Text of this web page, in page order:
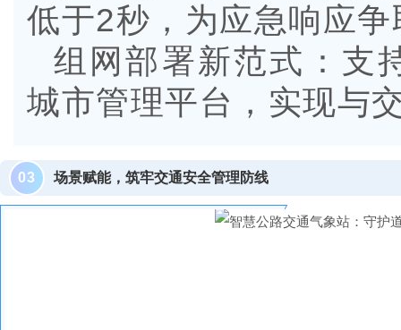
低于2秒，为应急响应
组网部署新范式：支
城市管理平台，实现与
03 场景赋能，筑牢交通安全管理防线